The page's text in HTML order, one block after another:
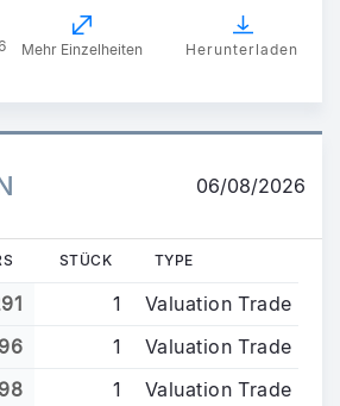
Mehr Einzelheiten Herunterladen
06/08/2026
STÜCK TYPE
1
Valuation Trade
1
Valuation Trade
1
Valuation Trade